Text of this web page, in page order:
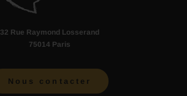
32 Rue Raymond Losserand
75014 Paris
Nous contacter